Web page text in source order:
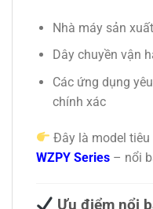
Nhà máy sản
Dây chuyền vận
Các ứng dụng
chính xác
Đây là model
WZPY Series – nổi
Ưu điểm nổi